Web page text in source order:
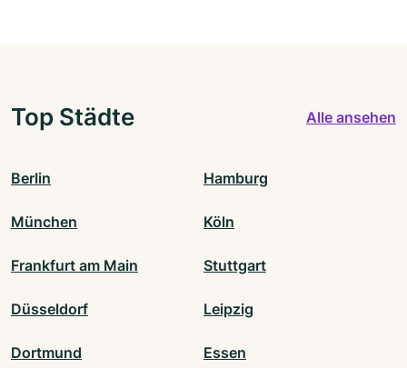
Top Städte Alle ansehen
Berlin Hamburg
München Köln
Frankfurt am Main Stuttgart
Düsseldorf Leipzig
Dortmund Essen